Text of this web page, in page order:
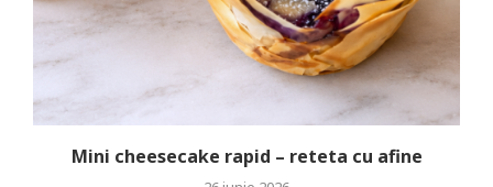
Mini cheesecake rapid – reteta cu afine